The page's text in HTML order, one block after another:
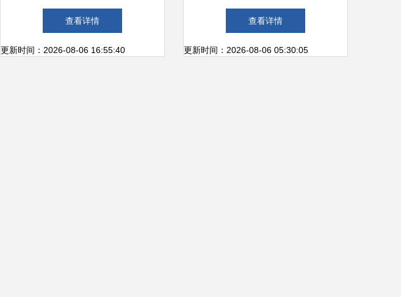
随身健康助力
查看详情
更新时间：2026-08-06 16:55:40
作结硕果，集体经济添活力
查看详情
更新时间：2026-08-06 05:30:05